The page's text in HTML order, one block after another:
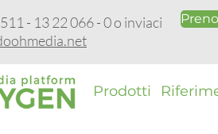
- 13 22 066 - 0 o inviaci
Prodotti